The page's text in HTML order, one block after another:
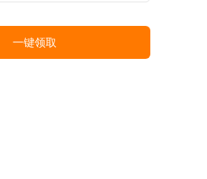
一键领取